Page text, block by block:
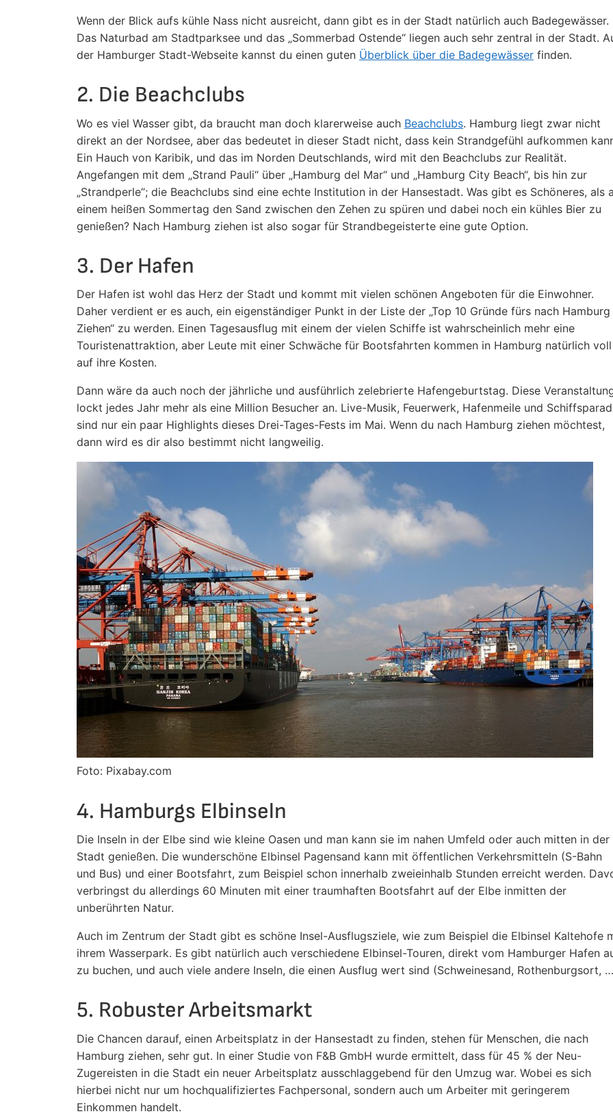
Wenn der Blick aufs kühle Nass nicht ausreicht, dann gibt es in der Stadt natürlich auch Badegewässer.
Das Naturbad am Stadtparksee und das „Sommerbad Ostende“ liegen auch sehr zentral in der Stadt.
der Hamburger Stadt-Webseite kannst du einen guten Überblick über die Badegewässer finden.
2. Die Beachclubs
Wo es viel Wasser gibt, da braucht man doch klarerweise auch Beachclubs. Hamburg liegt zwar nicht
direkt an der Nordsee, aber das bedeutet in dieser Stadt nicht, dass kein Strandgefühl aufkommen
Ein Hauch von Karibik, und das im Norden Deutschlands, wird mit den Beachclubs zur Realität.
Angefangen mit dem „Strand Pauli“ über „Hamburg del Mar“ und „Hamburg City Beach“, bis hin zur
„Strandperle“; die Beachclubs sind eine echte Institution in der Hansestadt. Was gibt es Schöneres, als
einem heißen Sommertag den Sand zwischen den Zehen zu spüren und dabei noch ein kühles Bier zu
genießen? Nach Hamburg ziehen ist also sogar für Strandbegeisterte eine gute Option.
3. Der Hafen
Der Hafen ist wohl das Herz der Stadt und kommt mit vielen schönen Angeboten für die Einwohner.
Daher verdient er es auch, ein eigenständiger Punkt in der Liste der „Top 10 Gründe fürs nach Hamburg
Ziehen“ zu werden. Einen Tagesausflug mit einem der vielen Schiffe ist wahrscheinlich mehr eine
Touristenattraktion, aber Leute mit einer Schwäche für Bootsfahrten kommen in Hamburg natürlich voll
auf ihre Kosten.
Dann wäre da auch noch der jährliche und ausführlich zelebrierte Hafengeburtstag. Diese
lockt jedes Jahr mehr als eine Million Besucher an. Live-Musik, Feuerwerk, Hafenmeile und
sind nur ein paar Highlights dieses Drei-Tages-Fests im Mai. Wenn du nach Hamburg ziehen möchtest,
dann wird es dir also bestimmt nicht langweilig.
Foto: Pixabay.com
4. Hamburgs Elbinseln
Die Inseln in der Elbe sind wie kleine Oasen und man kann sie im nahen Umfeld oder auch mitten in der
Stadt genießen. Die wunderschöne Elbinsel Pagensand kann mit öffentlichen Verkehrsmitteln (S-Bahn
und Bus) und einer Bootsfahrt, zum Beispiel schon innerhalb zweieinhalb Stunden erreicht werden.
verbringst du allerdings 60 Minuten mit einer traumhaften Bootsfahrt auf der Elbe inmitten der
unberührten Natur.
Auch im Zentrum der Stadt gibt es schöne Insel-Ausflugsziele, wie zum Beispiel die Elbinsel Kaltehofe
ihrem Wasserpark. Es gibt natürlich auch verschiedene Elbinsel-Touren, direkt vom Hamburger Hafen
zu buchen, und auch viele andere Inseln, die einen Ausflug wert sind (Schweinesand, Rothenburgsort,
5. Robuster Arbeitsmarkt
Die Chancen darauf, einen Arbeitsplatz in der Hansestadt zu finden, stehen für Menschen, die nach
Hamburg ziehen, sehr gut. In einer Studie von F&B GmbH wurde ermittelt, dass für 45 % der Neu-
Zugereisten in die Stadt ein neuer Arbeitsplatz ausschlaggebend für den Umzug war. Wobei es sich
hierbei nicht nur um hochqualifiziertes Fachpersonal, sondern auch um Arbeiter mit geringerem
Einkommen handelt.